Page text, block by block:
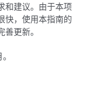
和建议。由于本项
快，使用本指南的
更新。